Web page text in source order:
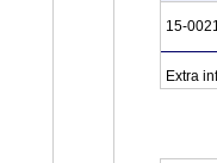
15-
Extra